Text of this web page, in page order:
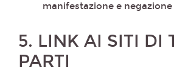
manifestazione e
5. LINK AI SITI DI
PARTI